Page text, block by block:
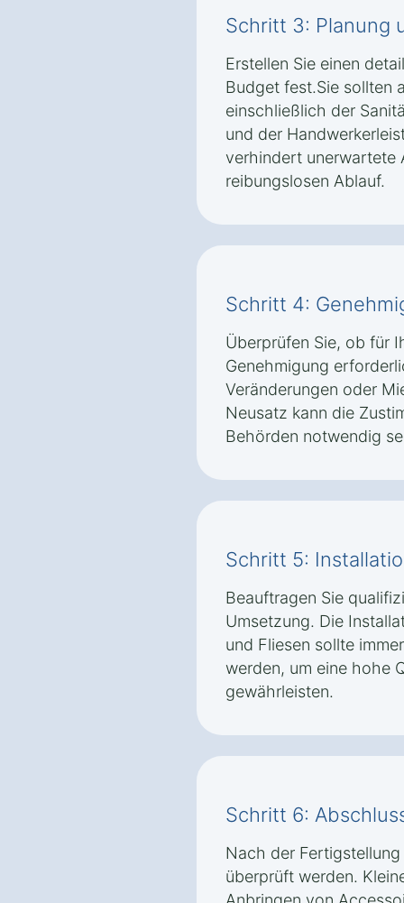
Schritt 3: Planung
Erstellen Sie einen
Budget fest.Sie sollten
einschließlich der
und der
verhindert unerwartete
reibungslosen Ablauf.
Schritt 4:
Überprüfen Sie, ob für
Genehmigung
Veränderungen oder
Neusatz kann die
Behörden notwendig
Schritt 5:
Beauftragen Sie
Umsetzung. Die
und Fliesen sollte
werden, um eine hohe
gewährleisten.
Schritt 6:
Nach der
überprüft werden.